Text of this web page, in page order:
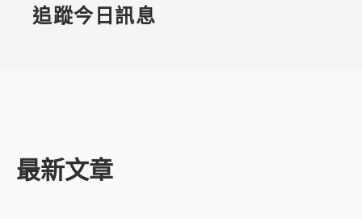
追蹤今日訊息
最新文章